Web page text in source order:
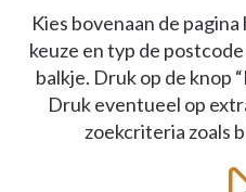
Kies bovenaan de
keuze en typ de
balkje. Druk op de knop
Druk eventueel op
zoekcriteria zoals